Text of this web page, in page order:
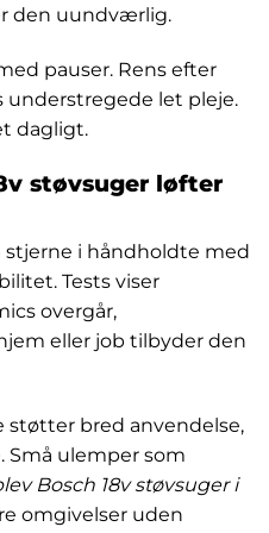
den uundværlig.
pauser. Rens efter
understregede let pleje.
dagligt.
støvsuger løfter
stjerne i håndholdte med
Tests viser
overgår,
eller job tilbyder den
bred anvendelse,
Små ulemper som
Bosch 18v støvsuger i
omgivelser uden